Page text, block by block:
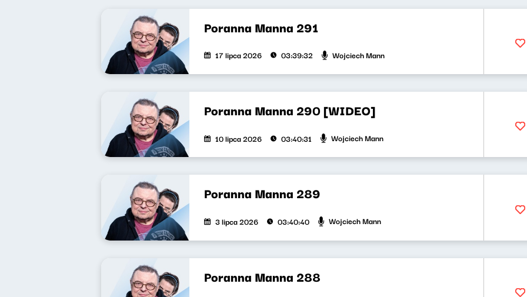
Poranna Manna 291
17 lipca 2026 03:39:32 Wojciech Mann
Poranna Manna 290 [WIDEO]
10 lipca 2026 03:40:31 Wojciech Mann
Poranna Manna 289
3 lipca 2026 03:40:40 Wojciech Mann
Poranna Manna 288